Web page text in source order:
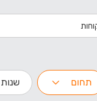
תחום שנות